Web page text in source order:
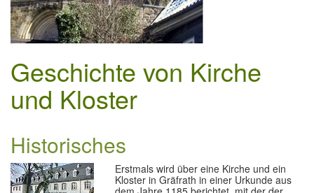
Geschichte von Kirche
und Kloster
Historisches
Erstmals wird über eine Kirche und ein
Kloster in Gräfrath in einer Urkunde aus